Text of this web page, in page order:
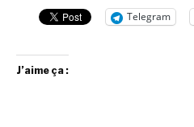
Telegram
J’aime ça :